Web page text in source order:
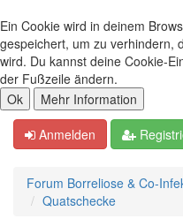
Ein Cookie wird in deinem
gespeichert, um zu verhindern,
wird. Du kannst deine Cookie-
der Fußzeile ändern.
Anmelden
Forum Borreliose & Co-
Quatschecke